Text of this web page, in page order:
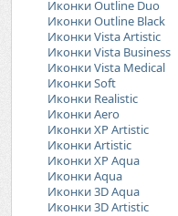
Иконки Outline Duo
Иконки Outline Black
Иконки Vista Artistic
Иконки Vista Business
Иконки Vista Medical
Иконки Soft
Иконки Realistic
Иконки Aero
Иконки XP Artistic
Иконки Artistic
Иконки XP Aqua
Иконки Aqua
Иконки 3D Aqua
Иконки 3D Artistic